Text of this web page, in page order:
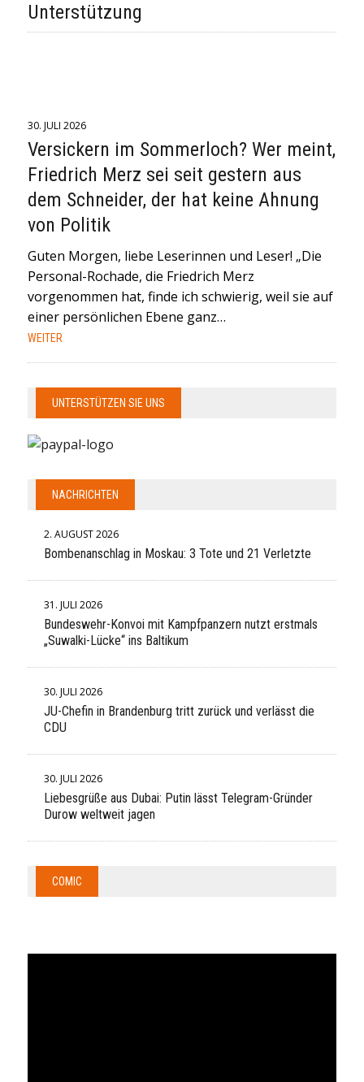
Unterstützung
30. JULI 2026
Versickern im Sommerloch? Wer meint,
Friedrich Merz sei seit gestern aus
dem Schneider, der hat keine Ahnung
von Politik
Guten Morgen, liebe Leserinnen und Leser! „Die
Personal-Rochade, die Friedrich Merz
vorgenommen hat, finde ich schwierig, weil sie auf
einer persönlichen Ebene ganz…
WEITER
UNTERSTÜTZEN SIE UNS
NACHRICHTEN
2. AUGUST 2026
Bombenanschlag in Moskau: 3 Tote und 21 Verletzte
31. JULI 2026
Bundeswehr-Konvoi mit Kampfpanzern nutzt erstmals
„Suwalki-Lücke“ ins Baltikum
30. JULI 2026
JU-Chefin in Brandenburg tritt zurück und verlässt die
CDU
30. JULI 2026
Liebesgrüße aus Dubai: Putin lässt Telegram-Gründer
Durow weltweit jagen
COMIC